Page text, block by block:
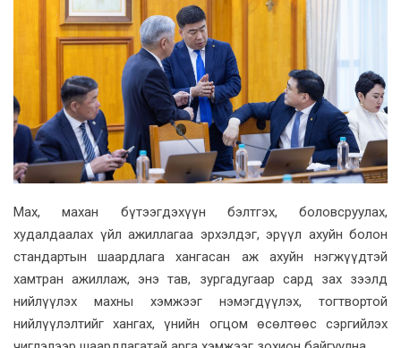
Max, махан бүтээгдэхүүн бэлтгэх, боловсруулах,
худалдаалах үйл ажиллагаа эрхэлдэг, эрүүл ахуйн болон
стандартын шаардлага хангасан аж ахуйн нэгжүүдтэй
хамтран ажиллаж, энэ тав, зургадугаар сард зах зээлд
нийлүүлэх махны хэмжээг нэмэгдүүлэх, тогтвортой
нийлүүлэлтийг хангах, үнийн огцом өсөлтөөс сэргийлэх